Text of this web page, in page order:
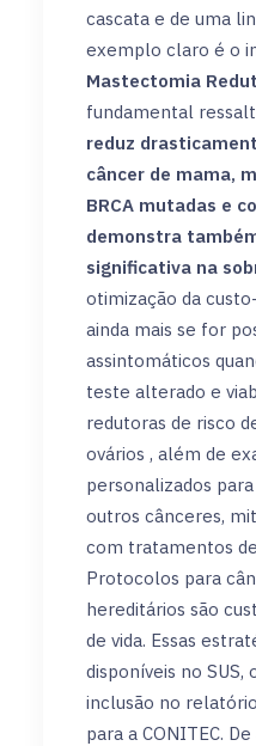
cascata e de uma
exemplo claro é o
Mastectomia
fundamental
reduz
câncer de mama,
BRCA mutadas e
demonstra
significativa na
otimização da
ainda mais se for
assintomáticos
teste alterado e
redutoras de risco
ovários , além de
personalizados
outros cânceres,
com tratamentos
Protocolos para
hereditários são
de vida. Essas
disponíveis no SUS,
inclusão no
para a CONITEC.